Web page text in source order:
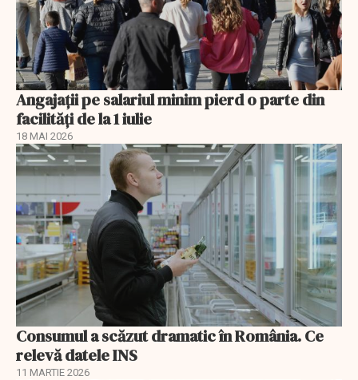
Angajații pe salariul minim pierd o parte din
facilități de la 1 iulie
18 MAI 2026
Consumul a scăzut dramatic în România. Ce
relevă datele INS
11 MARTIE 2026